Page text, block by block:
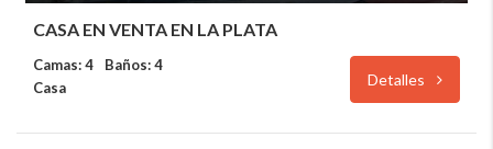
CASA EN VENTA EN LA PLATA
Camas: 4
Baños: 4
Casa
Detalles